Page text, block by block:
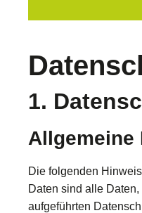
1.
Allgemeine
Die folgenden
Daten sind alle
aufgeführten